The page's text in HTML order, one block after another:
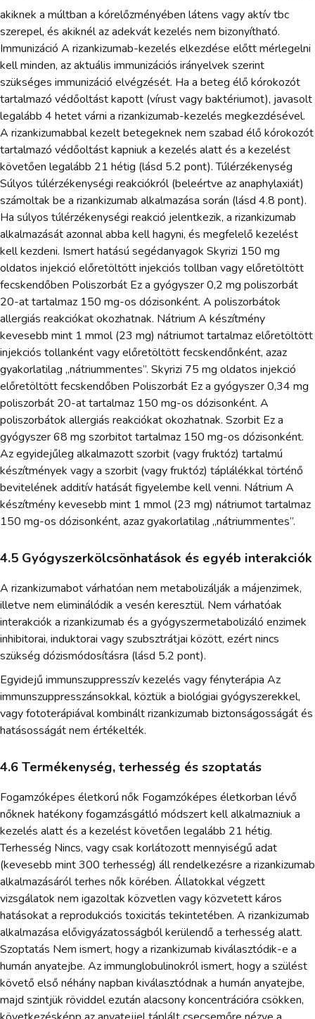
akiknek a múltban a kórelőzményében látens vagy aktív tbc
szerepel, és akiknél az adekvát kezelés nem bizonyítható.
Immunizáció A rizankizumab-kezelés elkezdése előtt mérlegelni
kell minden, az aktuális immunizációs irányelvek szerint
szükséges immunizáció elvégzését. Ha a beteg élő kórokozót
tartalmazó védőoltást kapott (vírust vagy baktériumot), javasolt
legalább 4 hetet várni a rizankizumab-kezelés megkezdésével.
A rizankizumabbal kezelt betegeknek nem szabad élő kórokozót
tartalmazó védőoltást kapniuk a kezelés alatt és a kezelést
követően legalább 21 hétig (lásd 5.2 pont). Túlérzékenység
Súlyos túlérzékenységi reakciókról (beleértve az anaphylaxiát)
számoltak be a rizankizumab alkalmazása során (lásd 4.8 pont).
Ha súlyos túlérzékenységi reakció jelentkezik, a rizankizumab
alkalmazását azonnal abba kell hagyni, és megfelelő kezelést
kell kezdeni. Ismert hatású segédanyagok Skyrizi 150 mg
oldatos injekció előretöltött injekciós tollban vagy előretöltött
fecskendőben Poliszorbát Ez a gyógyszer 0,2 mg poliszorbát
20-at tartalmaz 150 mg-os dózisonként. A poliszorbátok
allergiás reakciókat okozhatnak. Nátrium A készítmény
kevesebb mint 1 mmol (23 mg) nátriumot tartalmaz előretöltött
injekciós tollanként vagy előretöltött fecskendőnként, azaz
gyakorlatilag „nátriummentes”. Skyrizi 75 mg oldatos injekció
előretöltött fecskendőben Poliszorbát Ez a gyógyszer 0,34 mg
poliszorbát 20-at tartalmaz 150 mg-os dózisonként. A
poliszorbátok allergiás reakciókat okozhatnak. Szorbit Ez a
gyógyszer 68 mg szorbitot tartalmaz 150 mg-os dózisonként.
Az egyidejűleg alkalmazott szorbit (vagy fruktóz) tartalmú
készítmények vagy a szorbit (vagy fruktóz) táplálékkal történő
bevitelének additív hatását figyelembe kell venni. Nátrium A
készítmény kevesebb mint 1 mmol (23 mg) nátriumot tartalmaz
150 mg-os dózisonként, azaz gyakorlatilag „nátriummentes”.
4.5 Gyógyszerkölcsönhatások és egyéb interakciók
A rizankizumabot várhatóan nem metabolizálják a májenzimek,
illetve nem eliminálódik a vesén keresztül. Nem várhatóak
interakciók a rizankizumab és a gyógyszermetabolizáló enzimek
inhibitorai, induktorai vagy szubsztrátjai között, ezért nincs
szükség dózismódosításra (lásd 5.2 pont).
Egyidejű immunszuppresszív kezelés vagy fényterápia Az
immunszuppresszánsokkal, köztük a biológiai gyógyszerekkel,
vagy fototerápiával kombinált rizankizumab biztonságosságát és
hatásosságát nem értékelték.
4.6 Termékenység, terhesség és szoptatás
Fogamzóképes életkorú nők Fogamzóképes életkorban lévő
nőknek hatékony fogamzásgátló módszert kell alkalmazniuk a
kezelés alatt és a kezelést követően legalább 21 hétig.
Terhesség Nincs, vagy csak korlátozott mennyiségű adat
(kevesebb mint 300 terhesség) áll rendelkezésre a rizankizumab
alkalmazásáról terhes nők körében. Állatokkal végzett
vizsgálatok nem igazoltak közvetlen vagy közvetett káros
hatásokat a reprodukciós toxicitás tekintetében. A rizankizumab
alkalmazása elővigyázatosságból kerülendő a terhesség alatt.
Szoptatás Nem ismert, hogy a rizankizumab kiválasztódik-e a
humán anyatejbe. Az immunglobulinokról ismert, hogy a szülést
követő első néhány napban kiválasztódnak a humán anyatejbe,
majd szintjük röviddel ezután alacsony koncentrációra csökken,